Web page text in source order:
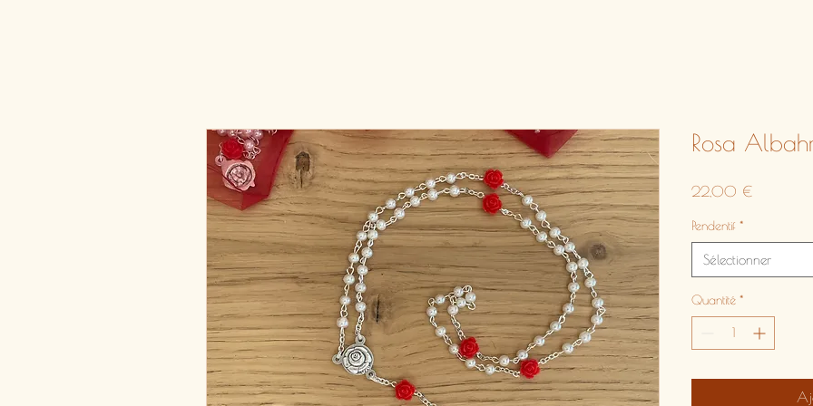
Rosa
22,00 €Prix
Pendentif *
Sélectionner
Quantité *